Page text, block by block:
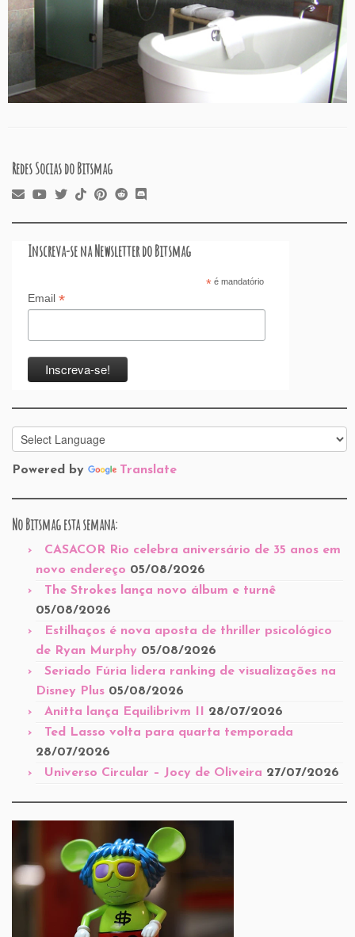
Redes Socias do Bitsmag
Inscreva-se na Newsletter do Bitsmag
*é mandatório
Email *
Powered by Translate
No Bitsmag esta semana:
CASACOR Rio celebra aniversário de 35 anos em
novo endereço 05/08/2026
The Strokes lança novo álbum e turnê
05/08/2026
Estilhaços é nova aposta de thriller psicológico
de Ryan Murphy 05/08/2026
Seriado Fúria lidera ranking de visualizações na
Disney Plus 05/08/2026
Anitta lança Equilibrivm II
28/07/2026
Ted Lasso volta para quarta temporada
28/07/2026
Universo Circular – Jocy de Oliveira 27/07/2026